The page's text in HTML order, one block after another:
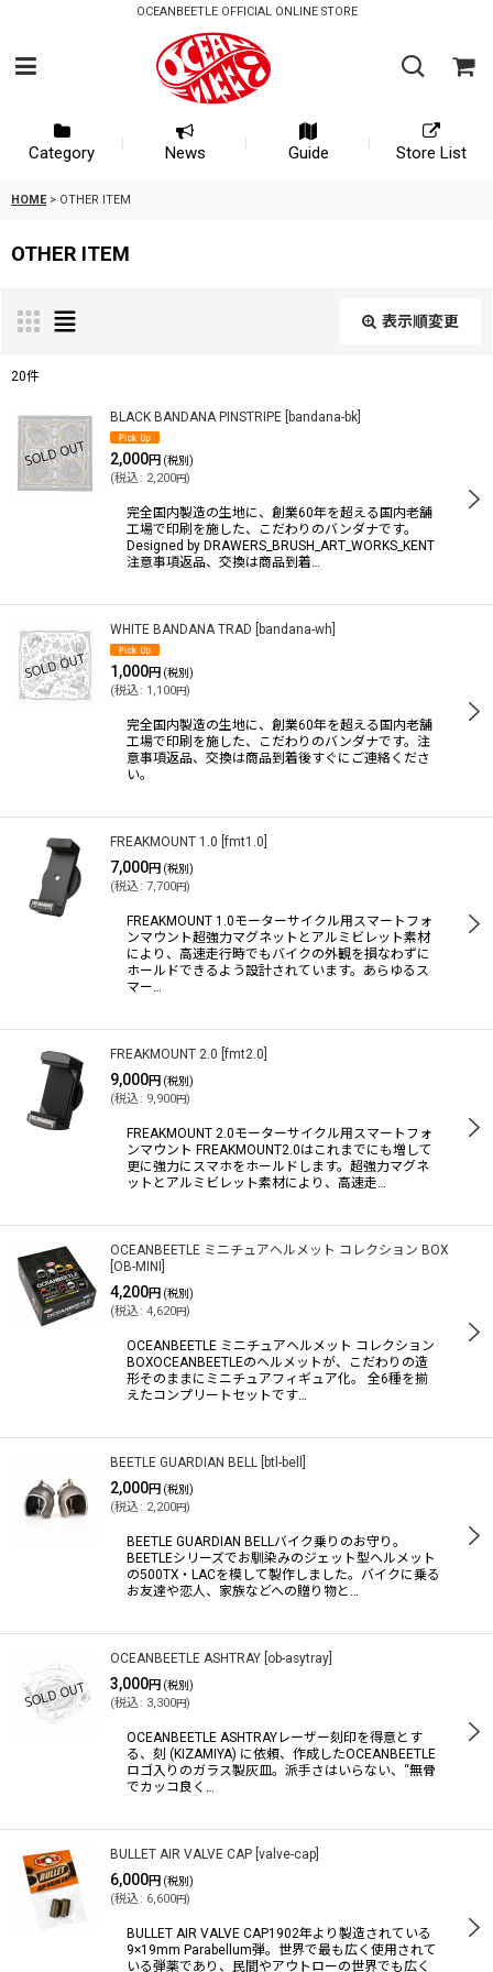
OCEANBEETLE OFFICIAL ONLINE STORE
Category News Guide Store List
HOME > OTHER ITEM
OTHER ITEM
表示順変更
表示数:
並び順:
絞り込む
20件
BLACK BANDANA PINSTRIPE bandana-bk
2,000円 (税別)
(税込: 2,200円)
完全国内製造の生地に、創業60年を超える国内老舗
工場で印刷を施した、こだわりのバンダナです。
Designed by DRAWERS_BRUSH_ART_WORKS_KENT
注意事項返品、交換は商品到着…
WHITE BANDANA TRAD bandana-wh
1,000円 (税別)
(税込: 1,100円)
完全国内製造の生地に、創業60年を超える国内老舗
工場で印刷を施した、こだわりのバンダナです。注
意事項返品、交換は商品到着後すぐにご連絡くださ
い。
FREAKMOUNT 1.0 fmt1.0
7,000円 (税別)
(税込: 7,700円)
FREAKMOUNT 1.0モーターサイクル用スマートフォ
ンマウント超強力マグネットとアルミビレット素材
により、高速走行時でもバイクの外観を損なわずに
ホールドできるよう設計されています。あらゆるス
マー…
FREAKMOUNT 2.0 fmt2.0
9,000円 (税別)
(税込: 9,900円)
FREAKMOUNT 2.0モーターサイクル用スマートフォ
ンマウント FREAKMOUNT2.0はこれまでにも増して
更に強力にスマホをホールドします。超強力マグネ
ットとアルミビレット素材により、高速走…
OCEANBEETLE ミニチュアヘルメット コレクション BOX
OB-MINI
4,200円 (税別)
(税込: 4,620円)
OCEANBEETLE ミニチュアヘルメット コレクション
BOXOCEANBEETLEのヘルメットが、こだわりの造
形そのままにミニチュアフィギュア化。 全6種を揃
えたコンプリートセットです…
BEETLE GUARDIAN BELL btl-bell
2,000円 (税別)
(税込: 2,200円)
BEETLE GUARDIAN BELLバイク乗りのお守り。
BEETLEシリーズでお馴染みのジェット型ヘルメット
の500TX・LACを模して製作しました。バイクに乗る
お友達や恋人、家族などへの贈り物と…
OCEANBEETLE ASHTRAY ob-asytray
3,000円 (税別)
(税込: 3,300円)
OCEANBEETLE ASHTRAYレーザー刻印を得意とす
る、刻 (KIZAMIYA) に依頼、作成したOCEANBEETLE
ロゴ入りのガラス製灰皿。派手さはいらない、“無骨
でカッコ良く…
BULLET AIR VALVE CAP valve-cap
6,000円 (税別)
(税込: 6,600円)
BULLET AIR VALVE CAP1902年より製造されている
9×19mm Parabellum弾。世界で最も広く使用されて
いる弾薬であり、民間やアウトローの世界でも広く